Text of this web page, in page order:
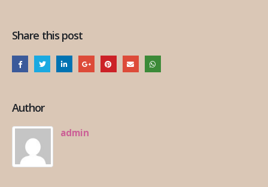
Share this post
Author
admin